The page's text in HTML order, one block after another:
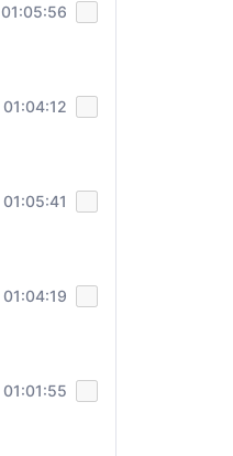
01:05:56
01:04:12
01:05:41
01:04:19
01:01:55